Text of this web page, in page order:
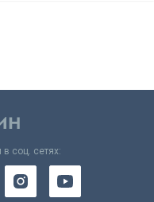
соц. сетях: